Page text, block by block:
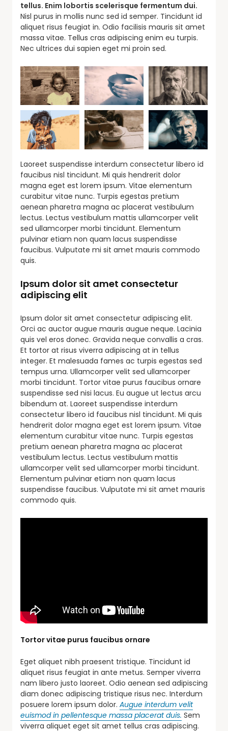
tellus. Enim lobortis scelerisque fermentum dui.
Nisl purus in mollis nunc sed id semper. Tincidunt id
aliquet risus feugiat in. Odio facilisis mauris sit amet
massa vitae. Tellus cras adipiscing enim eu turpis.
Nec ultrices dui sapien eget mi proin sed.
Laoreet suspendisse interdum consectetur libero id
faucibus nisl tincidunt. Mi quis hendrerit dolor
magna eget est lorem ipsum. Vitae elementum
curabitur vitae nunc. Turpis egestas pretium
aenean pharetra magna ac placerat vestibulum
lectus. Lectus vestibulum mattis ullamcorper velit
sed ullamcorper morbi tincidunt. Elementum
pulvinar etiam non quam lacus suspendisse
faucibus. Vulputate mi sit amet mauris commodo
quis.
Ipsum dolor sit amet consectetur
adipiscing elit
Ipsum dolor sit amet consectetur adipiscing elit.
Orci ac auctor augue mauris augue neque. Lacinia
quis vel eros donec. Gravida neque convallis a cras.
Et tortor at risus viverra adipiscing at in tellus
integer. Et malesuada fames ac turpis egestas sed
tempus urna. Ullamcorper velit sed ullamcorper
morbi tincidunt. Tortor vitae purus faucibus ornare
suspendisse sed nisi lacus. Eu augue ut lectus arcu
bibendum at. Laoreet suspendisse interdum
consectetur libero id faucibus nisl tincidunt. Mi quis
hendrerit dolor magna eget est lorem ipsum. Vitae
elementum curabitur vitae nunc. Turpis egestas
pretium aenean pharetra magna ac placerat
vestibulum lectus. Lectus vestibulum mattis
ullamcorper velit sed ullamcorper morbi tincidunt.
Elementum pulvinar etiam non quam lacus
suspendisse faucibus. Vulputate mi sit amet mauris
commodo quis.
Tortor vitae purus faucibus ornare
Eget aliquet nibh praesent tristique. Tincidunt id
aliquet risus feugiat in ante metus. Semper viverra
nam libero justo laoreet. Odio aenean sed adipiscing
diam donec adipiscing tristique risus nec. Interdum
posuere lorem ipsum dolor. Augue interdum velit
euismod in pellentesque massa placerat duis. Sem
viverra aliquet eget sit amet tellus cras adipiscing.